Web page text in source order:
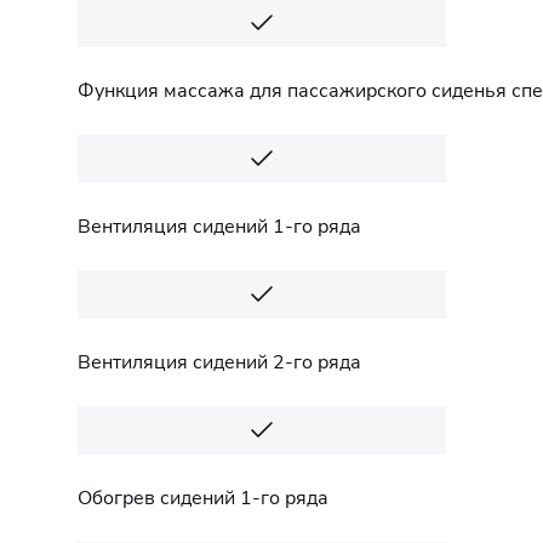
Функция массажа для пассажирского сиденья
Вентиляция сидений 1-го ряда
Вентиляция сидений 2-го ряда
Обогрев сидений 1-го ряда